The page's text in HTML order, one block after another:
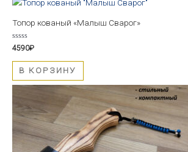
Топор кованый «Малыш Сварог»
Оценка
0
из
4590₽
В КОРЗИНУ